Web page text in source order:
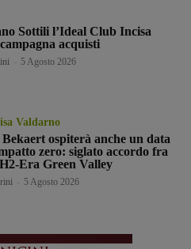
Sottili l’Ideal Club Incisa
acquisti
5 Agosto 2026
Valdarno
Bekaert ospiterà anche un data
zero: siglato accordo fra
Era Green Valley
5 Agosto 2026